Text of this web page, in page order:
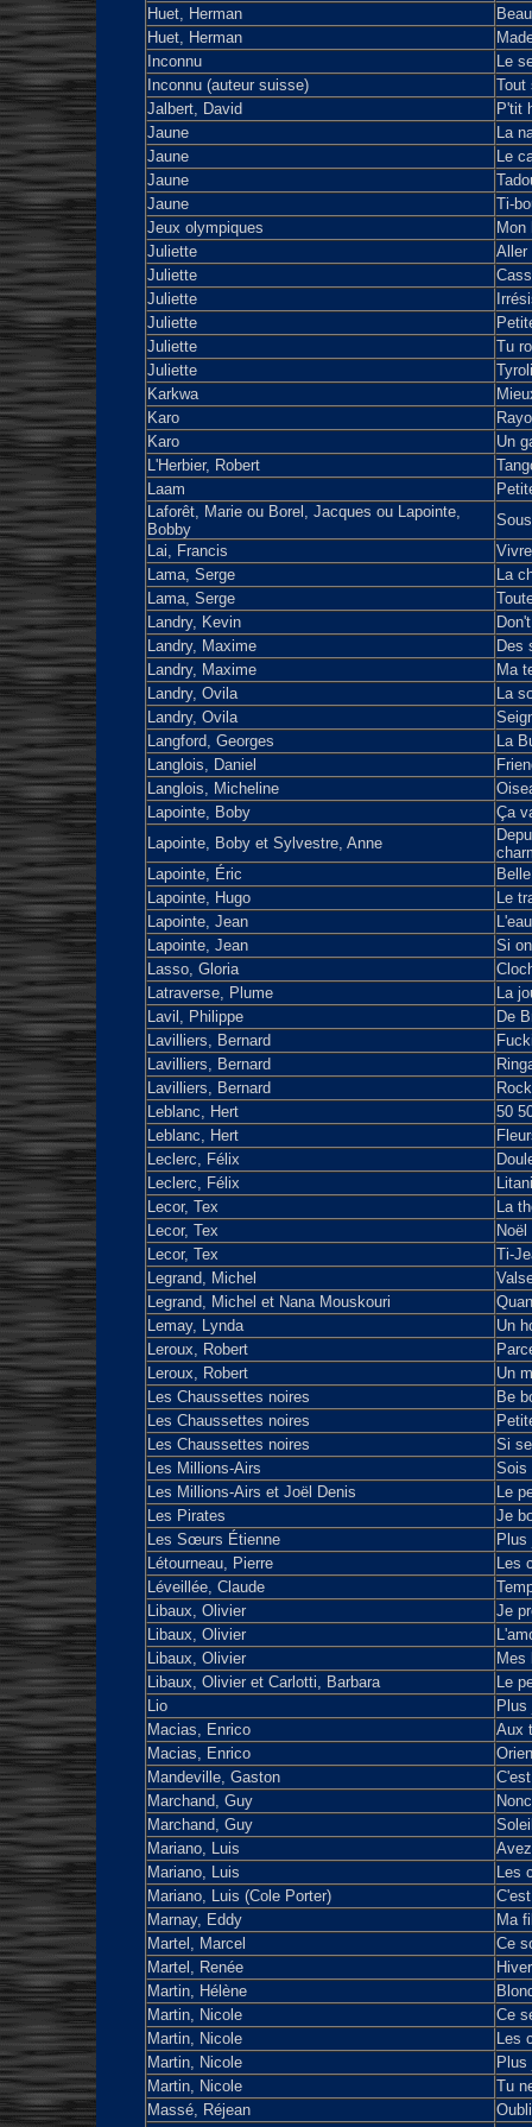
Huet, Herman
Huet, Herman
Inconnu
Le
Inconnu (auteur suisse)
Tout
Jalbert, David
P'tit
Jaune
La
Jaune
Le
Jaune
Jaune
Ti-
Jeux olympiques
Mon
Juliette
Aller
Juliette
Juliette
Juliette
Juliette
Tu
Juliette
Karkwa
Karo
Karo
Un
L'Herbier, Robert
Laam
Laforêt, Marie ou Borel, Jacques ou Lapointe,
Bobby
Lai, Francis
Vivre
Lama, Serge
La
Lama, Serge
Landry, Kevin
Landry, Maxime
Des
Landry, Maxime
Ma
Landry, Ovila
La
Landry, Ovila
Langford, Georges
La
Langlois, Daniel
Langlois, Micheline
Lapointe, Boby
Ça
Lapointe, Boby et Sylvestre, Anne
Lapointe, Éric
Lapointe, Hugo
Le
Lapointe, Jean
L'eau
Lapointe, Jean
Si
Lasso, Gloria
Latraverse, Plume
La
Lavil, Philippe
De
Lavilliers, Bernard
Lavilliers, Bernard
Lavilliers, Bernard
Leblanc, Hert
50
Leblanc, Hert
Leclerc, Félix
Leclerc, Félix
Lecor, Tex
La
Lecor, Tex
Lecor, Tex
Ti-
Legrand, Michel
Legrand, Michel et Nana Mouskouri
Lemay, Lynda
Un
Leroux, Robert
Leroux, Robert
Un
Les Chaussettes noires
Be
Les Chaussettes noires
Les Chaussettes noires
Si
Les Millions-Airs
Sois
Les Millions-Airs et Joël Denis
Le
Les Pirates
Je
Les Sœurs Étienne
Plus
Létourneau, Pierre
Les
Léveillée, Claude
Libaux, Olivier
Je
Libaux, Olivier
Libaux, Olivier
Mes
Libaux, Olivier et Carlotti, Barbara
Le
Lio
Plus
Macias, Enrico
Aux
Macias, Enrico
Mandeville, Gaston
Marchand, Guy
Marchand, Guy
Mariano, Luis
Mariano, Luis
Les
Mariano, Luis (Cole Porter)
Marnay, Eddy
Ma
Martel, Marcel
Ce
Martel, Renée
Martin, Hélène
Martin, Nicole
Ce
Martin, Nicole
Les
Martin, Nicole
Plus
Martin, Nicole
Tu
Massé, Réjean